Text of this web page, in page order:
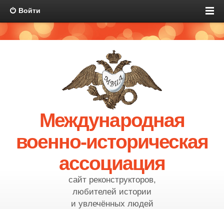
Войти
Международная
военно-историческая
ассоциация
сайт реконструкторов,
любителей истории
и увлечённых людей